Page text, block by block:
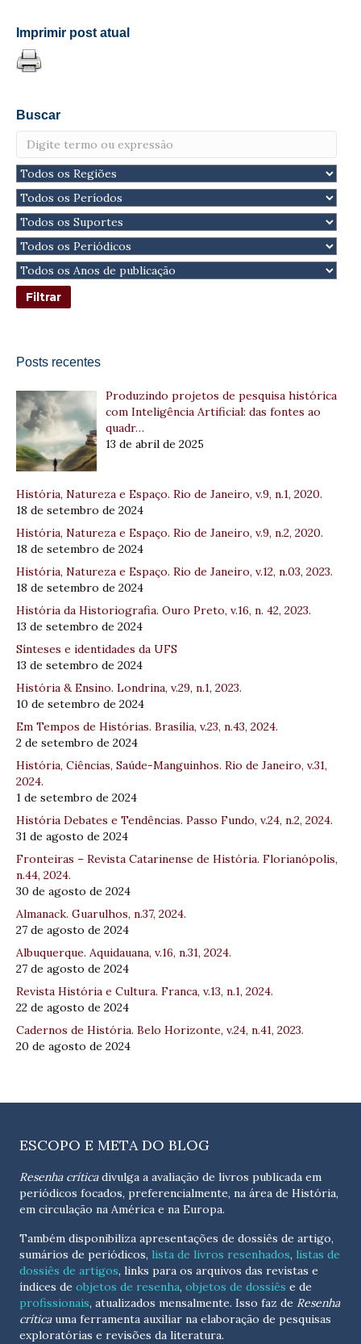
Imprimir post atual
Buscar
Posts recentes
Produzindo projetos de pesquisa histórica
com Inteligência Artificial: das fontes ao
quadr…
13 de abril de 2025
História, Natureza e Espaço. Rio de Janeiro, v.9, n.1, 2020.
18 de setembro de 2024
História, Natureza e Espaço. Rio de Janeiro, v.9, n.2, 2020.
18 de setembro de 2024
História, Natureza e Espaço. Rio de Janeiro, v.12, n.03, 2023.
18 de setembro de 2024
História da Historiografia. Ouro Preto, v.16, n. 42, 2023.
13 de setembro de 2024
Sínteses e identidades da UFS
13 de setembro de 2024
História & Ensino. Londrina, v.29, n.1, 2023.
10 de setembro de 2024
Em Tempos de Histórias. Brasília, v.23, n.43, 2024.
2 de setembro de 2024
História, Ciências, Saúde-Manguinhos. Rio de Janeiro, v.31,
2024.
1 de setembro de 2024
História Debates e Tendências. Passo Fundo, v.24, n.2, 2024.
31 de agosto de 2024
Fronteiras – Revista Catarinense de História. Florianópolis,
n.44, 2024.
30 de agosto de 2024
Almanack. Guarulhos, n.37, 2024.
27 de agosto de 2024
Albuquerque. Aquidauana, v.16, n.31, 2024.
27 de agosto de 2024
Revista História e Cultura. Franca, v.13, n.1, 2024.
22 de agosto de 2024
Cadernos de História. Belo Horizonte, v.24, n.41, 2023.
20 de agosto de 2024
ESCOPO E META DO BLOG
Resenha críticadivulga a avaliação de livros publicada em
periódicos focados, preferencialmente, na área de História,
em circulação na América e na Europa.
Também disponibiliza apresentações de dossiês de artigo,
sumários de periódicos, lista de livros resenhados, listas de
dossiês de artigos, links para os arquivos das revistas e
índices de objetos de resenha, objetos de dossiês e de
profissionais, atualizados mensalmente. Isso faz de Resenha
críticauma ferramenta auxiliar na elaboração de pesquisas
exploratórias e revisões da literatura.